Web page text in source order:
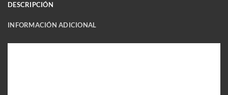
DESCRIPCIÓN
INFORMACIÓN ADICIONAL